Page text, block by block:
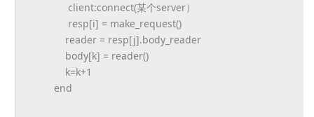
client:connect(某个server）
resp[i] = make_request()
reader = resp[j].body_reader
body[k] = reader()
k=k+1
end